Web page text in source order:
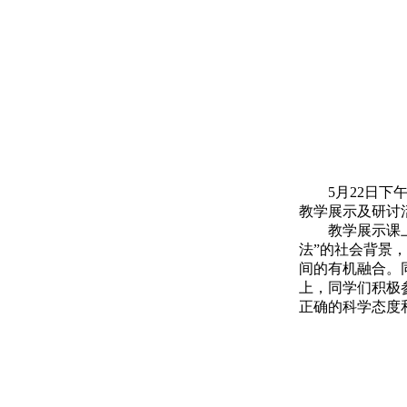
5月22日下
教学展示及研讨
教学展示课
法”的社会背景
间的有机融合。
上，同学们积
正确的科学态度